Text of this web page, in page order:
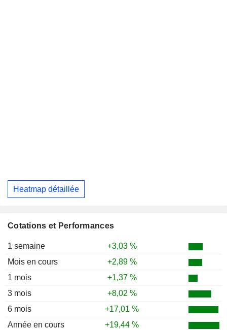
Heatmap détaillée
Cotations et Performances
1 semaine
+3,03 %
Mois en cours
+2,89 %
1 mois
+1,37 %
3 mois
+8,02 %
6 mois
+17,01 %
Année en cours
+19,44 %